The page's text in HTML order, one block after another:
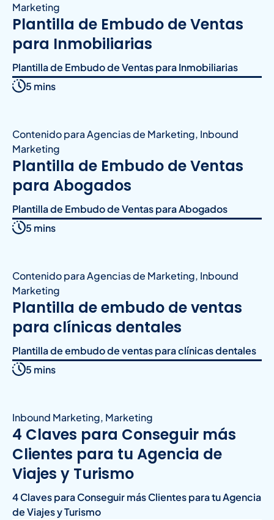
Marketing
Plantilla de Embudo de Ventas
para Inmobiliarias
Plantilla de Embudo de Ventas para Inmobiliarias
5 mins
Contenido para Agencias de Marketing, Inbound
Marketing
Plantilla de Embudo de Ventas
para Abogados
Plantilla de Embudo de Ventas para Abogados
5 mins
Contenido para Agencias de Marketing, Inbound
Marketing
Plantilla de embudo de ventas
para clínicas dentales
Plantilla de embudo de ventas para clínicas dentales
5 mins
Inbound Marketing, Marketing
4 Claves para Conseguir más
Clientes para tu Agencia de
Viajes y Turismo
4 Claves para Conseguir más Clientes para tu Agencia
de Viajes y Turismo